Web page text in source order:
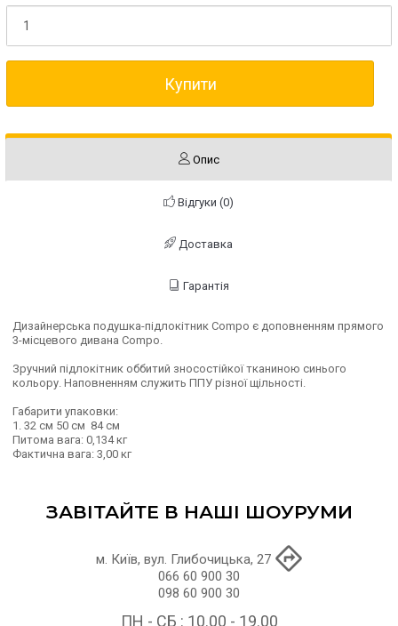
Купити
Опис
Відгуки (0)
Доставка
Гарантія
Дизайнерська подушка-підлокітник Compo є доповненням прямого
3-місцевого дивана Compo.
Зручний підлокітник оббитий зносостійкої тканиною синього
кольору. Наповненням служить ППУ різної щільності.
Габарити упаковки:
1. 32 см 50 см 84 см
Питома вага: 0,134 кг
Фактична вага: 3,00 кг
ЗАВІТАЙТЕ В НАШІ ШОУРУМИ
м. Київ, вул. Глибочицька, 27
066 60 900 30
098 60 900 30
ПН - СБ : 10.00 - 19.00